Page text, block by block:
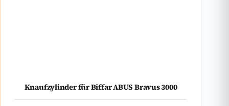
Knaufzylinder für Biffar ABUS Bravus 3000